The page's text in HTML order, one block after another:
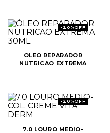
-20%OFF
ÓLEO REPARADOR
NUTRICAO EXTREMA
-20%OFF
7.0 LOURO MEDIO-